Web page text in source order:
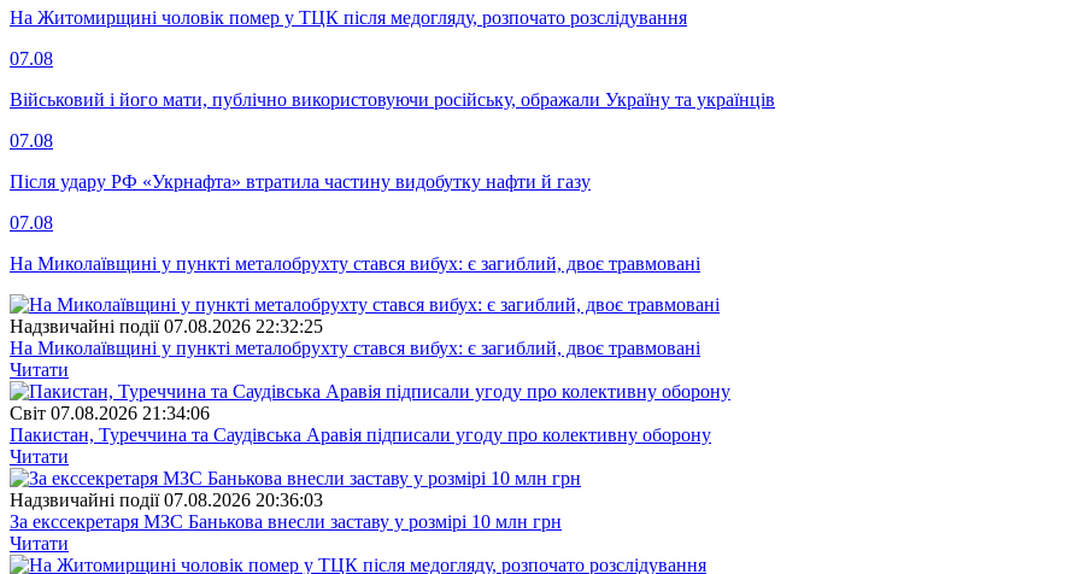
На Житомирщині чоловік помер у ТЦК після медогляду, розпочато розслідування
07.08
Військовий і його мати, публічно використовуючи російську, ображали Україну та українців
07.08
Після удару РФ «Укрнафта» втратила частину видобутку нафти й газу
07.08
На Миколаївщині у пункті металобрухту стався вибух: є загиблий, двоє травмовані
Надзвичайні події 07.08.2026 22:32:25
На Миколаївщині у пункті металобрухту стався вибух: є загиблий, двоє травмовані
Читати
Свiт 07.08.2026 21:34:06
Пакистан, Туреччина та Саудівська Аравія підписали угоду про колективну оборону
Читати
Надзвичайні події 07.08.2026 20:36:03
За екссекретаря МЗС Банькова внесли заставу у розмірі 10 млн грн
Читати